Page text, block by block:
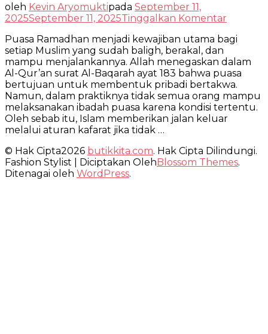
oleh Kevin Aryomuktipada September 11,
2025September 11, 2025Tinggalkan Komentar
Jika
Mampu
Syariat
Islam
Puasa Ramadhan menjadi kewajiban utama bagi
setiap Muslim yang sudah baligh, berakal, dan
mampu menjalankannya. Allah menegaskan dalam
Al-Qur’an surat Al-Baqarah ayat 183 bahwa puasa
bertujuan untuk membentuk pribadi bertakwa.
Namun, dalam praktiknya tidak semua orang mampu
melaksanakan ibadah puasa karena kondisi tertentu.
Oleh sebab itu, Islam memberikan jalan keluar
melalui aturan kafarat jika tidak …
© Hak Cipta2026 butikkita.com. Hak Cipta Dilindungi.
Fashion Stylist | Diciptakan OlehBlossom Themes.
Ditenagai oleh WordPress.